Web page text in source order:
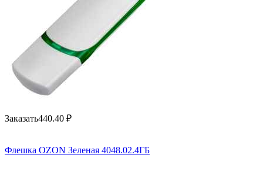
Заказать440.40 ₽
Флешка OZON Зеленая 4048.02.4ГБ